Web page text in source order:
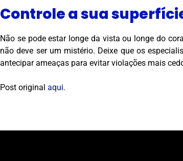
Controle a sua
Não se pode estar longe da vista ou longe do
não deve ser um mistério. Deixe que os
antecipar ameaças para evitar violações mais
Post original aqui.